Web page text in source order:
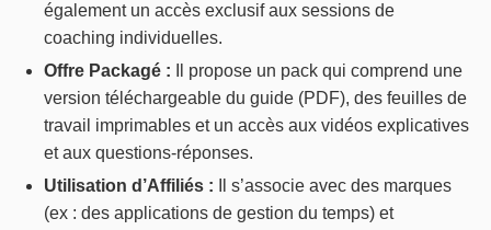
également un accès exclusif aux sessions de
coaching individuelles.
Offre Packagé : Il propose un pack qui comprend une
version téléchargeable du guide (PDF), des feuilles de
travail imprimables et un accès aux vidéos explicatives
et aux questions-réponses.
Utilisation d’Affiliés : Il s’associe avec des marques
(ex : des applications de gestion du temps) et